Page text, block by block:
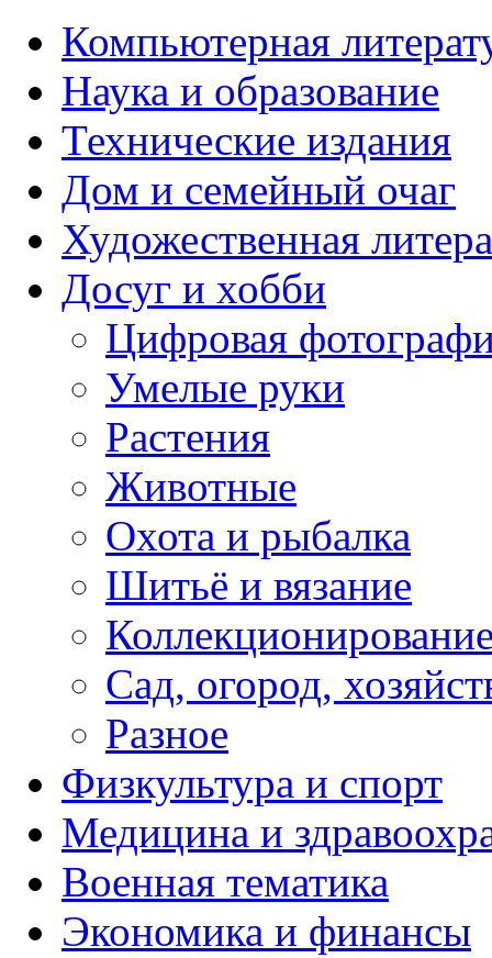
Компьютерная
Наука и образование
Технические издания
Дом и семейный очаг
Художественная
Досуг и хобби
Цифровая
Умелые руки
Растения
Животные
Охота и рыбалка
Шитьё и вязание
Сад, огород,
Разное
Физкультура и спорт
Медицина и
Военная тематика
Экономика и финансы